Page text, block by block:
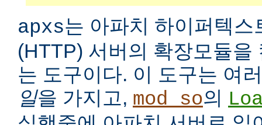
apxs는 아파치 하이퍼텍스
(HTTP) 서버의 확장모듈을
는 도구이다. 이 도구는 여
일을 가지고, mod_so의